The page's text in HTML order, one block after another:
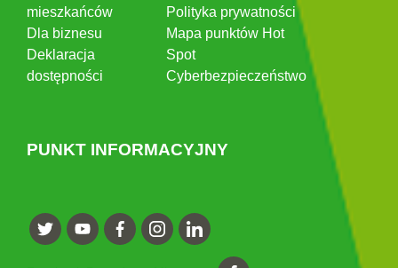
mieszkańców
Dla biznesu
Deklaracja
dostępności
Polityka prywatności
Mapa punktów Hot
Spot
Cyberbezpieczeństwo
PUNKT INFORMACYJNY